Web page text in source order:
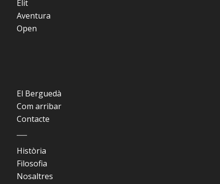
Èlit
Aventura
Open
El Berguedà
Com arribar
Contacte
Història
Filosofia
Nosaltres